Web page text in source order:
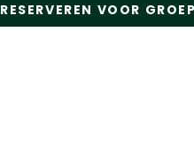
RESERVEREN VOOR